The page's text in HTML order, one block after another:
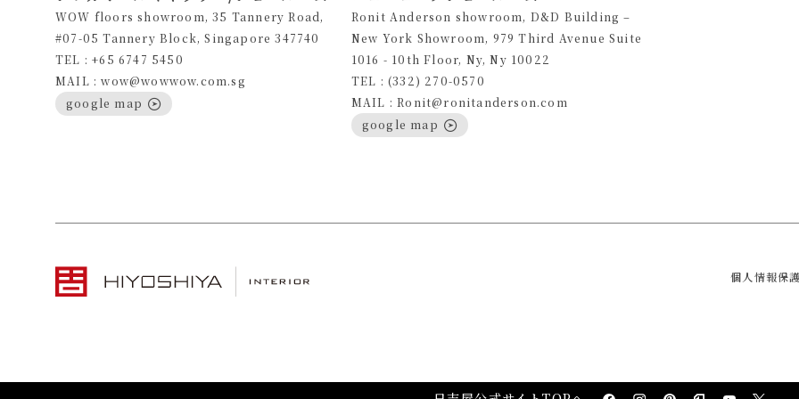
WOW floors showroom, 35 Tannery Road,
#07-05 Tannery Block, Singapore 347740
TEL : +65 6747 5450
MAIL : wow@wowwow.com.sg
google map
Ronit Anderson showroom, D&D Building –
New York Showroom, 979 Third Avenue Suite
1016 - 10th Floor, Ny, Ny 10022
TEL : (332) 270-0570
MAIL : Ronit@ronitanderson.com
google map
個人情報保